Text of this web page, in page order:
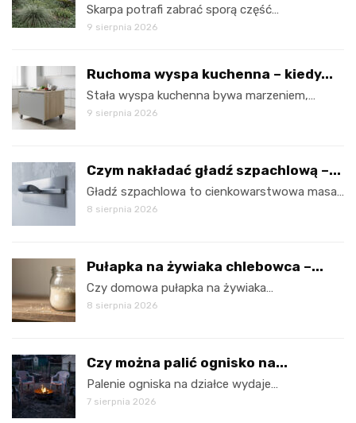
Skarpa potrafi zabrać sporą część…
9 sierpnia 2026
Ruchoma wyspa kuchenna – kiedy...
Stała wyspa kuchenna bywa marzeniem,…
9 sierpnia 2026
Czym nakładać gładź szpachlową –...
Gładź szpachlowa to cienkowarstwowa masa…
8 sierpnia 2026
Pułapka na żywiaka chlebowca –...
Czy domowa pułapka na żywiaka…
8 sierpnia 2026
Czy można palić ognisko na...
Palenie ogniska na działce wydaje…
7 sierpnia 2026